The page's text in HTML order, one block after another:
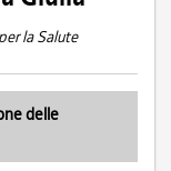
la Salute
delle